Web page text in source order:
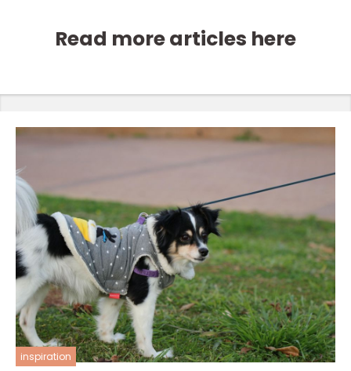
Read more articles here
inspiration